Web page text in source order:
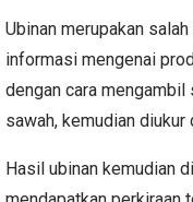
Ubinan merupakan
informasi mengenai
dengan cara
sawah, kemudian diukur
Hasil ubinan kemudian